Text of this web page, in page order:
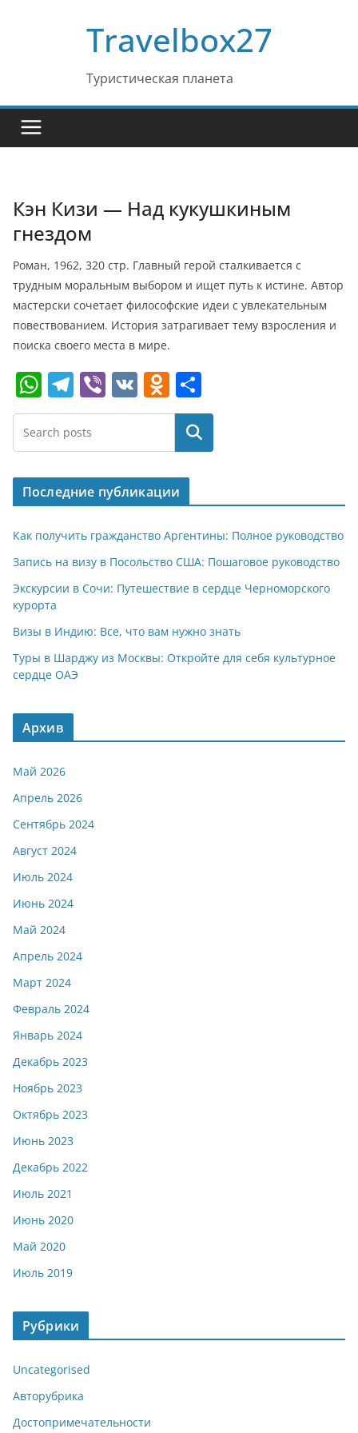
Travelbox27
Туристическая планета
Кэн Кизи — Над кукушкиным
гнездом
Роман, 1962, 320 стр. Главный герой сталкивается с
трудным моральным выбором и ищет путь к истине. Автор
мастерски сочетает философские идеи с увлекательным
повествованием. История затрагивает тему взросления и
поиска своего места в мире.
W
h
at
s
A
p
p
T
el
e
gr
a
m
Vi
b
V
K
O
d
o
kl
a
ss
ni
ki
т
п
р
в
и
т
ь
Поиск
Последние публикации
Как получить гражданство Аргентины: Полное руководство
Запись на визу в Посольство США: Пошаговое руководство
Экскурсии в Сочи: Путешествие в сердце Черноморского
курорта
Визы в Индию: Все, что вам нужно знать
Туры в Шарджу из Москвы: Откройте для себя культурное
сердце ОАЭ
Архив
Май 2026
Апрель 2026
Сентябрь 2024
Август 2024
Июль 2024
Июнь 2024
Май 2024
Апрель 2024
Март 2024
Февраль 2024
Январь 2024
Декабрь 2023
Ноябрь 2023
Октябрь 2023
Июнь 2023
Декабрь 2022
Июль 2021
Июнь 2020
Май 2020
Июль 2019
Рубрики
Uncategorised
Авторубрика
Достопримечательности